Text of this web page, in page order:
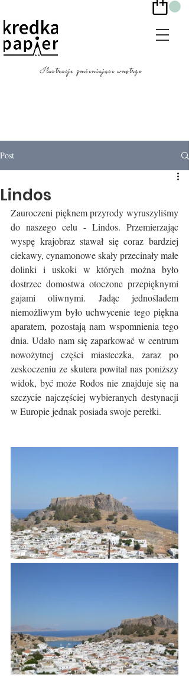
Ilustracje zmieniające wnętrze
Post
Lindos
Zauroczeni pięknem przyrody wyruszyliśmy
do naszego celu - Lindos. Przemierzając
wyspę krajobraz stawał się coraz bardziej
ciekawy, cynamonowe skały przecinały małe
dolinki i uskoki w których można było
dostrzec domostwa otoczone przepięknymi
gajami oliwnymi. Jadąc jednośladem
niemożliwym było uchwycenie tego piękna
aparatem, pozostają nam wspomnienia tego
dnia. Udało nam się zaparkować w centrum
nowożytnej części miasteczka, zaraz po
zeskoczeniu ze skutera powitał nas poniższy
widok, być może Rodos nie znajduje się na
szczycie najczęściej wybieranych destynacji
w Europie jednak posiada swoje perełki.